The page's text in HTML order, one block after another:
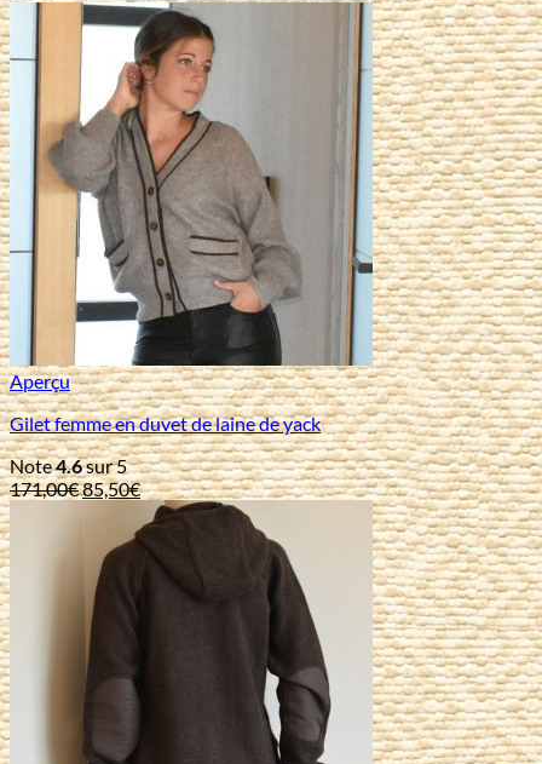
Aperçu
Gilet femme en duvet de laine de yack
Note4.6sur 5
171,00€Le
était :
171,00€.
85,50€Le
prix
actuel
est :
85,50€.